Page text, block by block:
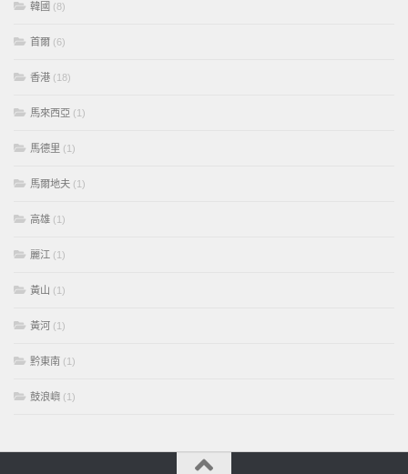
韓國 (8)
首爾 (6)
香港 (18)
馬來西亞 (1)
馬德里 (1)
馬爾地夫 (1)
高雄 (1)
麗江 (1)
黃山 (1)
黃河 (1)
黔東南 (1)
鼓浪嶼 (1)